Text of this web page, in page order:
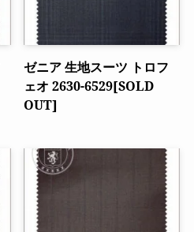
ゼニア 生地スーツ トロフ
ェオ 2630-6529[SOLD
OUT]